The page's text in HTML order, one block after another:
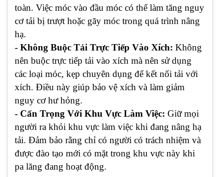
toàn. Việc móc vào đầu móc có thể làm tăng nguy
cơ tải bị trượt hoặc gãy móc trong quá trình nâng
hạ.
- Không Buộc Tải Trực Tiếp Vào Xích: Không
nên buộc trực tiếp tải vào xích mà nên sử dụng
các loại móc, kẹp chuyên dụng để kết nối tải với
xích. Điều này giúp bảo vệ xích và làm giảm
nguy cơ hư hỏng.
- Cẩn Trọng Với Khu Vực Làm Việc: Giữ mọi
người ra khỏi khu vực làm việc khi đang nâng hạ
tải. Đảm bảo rằng chỉ có người có trách nhiệm và
được đào tạo mới có mặt trong khu vực này khi
pa lăng đang hoạt động.